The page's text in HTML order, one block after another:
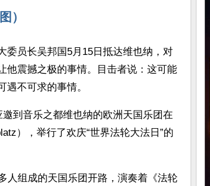
）
委员长吴邦国5月15日抵达维也纳，对
他震撼之极的事情。目击者说：这可能
不可求的事情。
到音乐之都维也纳的欧洲天国乐团在
），举行了欢庆“世界法轮大法日”的
人组成的天国乐团开路，演奏着《法轮